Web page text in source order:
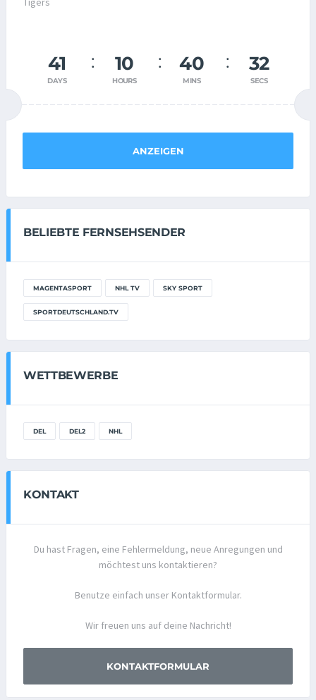
41
DAYS
10
HOURS
40
MINS
32
SECS
ANZEIGEN
BELIEBTE FERNSEHSENDER
MAGENTASPORT NHL TV SKY SPORT
SPORTDEUTSCHLAND.TV
WETTBEWERBE
DEL DEL2 NHL
KONTAKT
Du hast Fragen, eine Fehlermeldung, neue Anregungen und
möchtest uns kontaktieren?
Benutze einfach unser Kontaktformular.
Wir freuen uns auf deine Nachricht!
KONTAKTFORMULAR